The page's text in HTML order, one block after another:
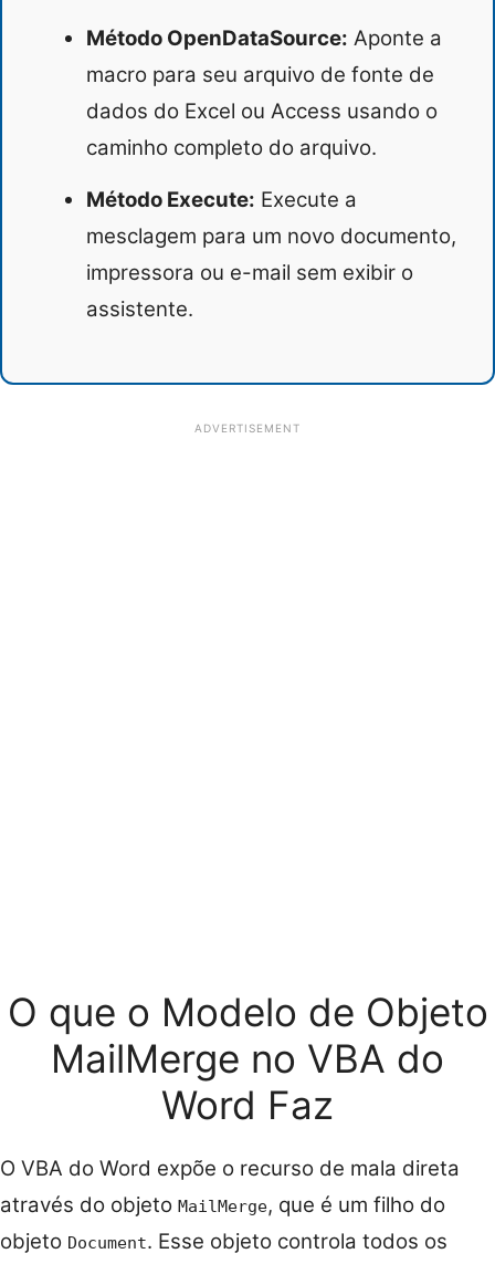
Método OpenDataSource: Aponte a
macro para seu arquivo de fonte de
dados do Excel ou Access usando o
caminho completo do arquivo.
Método Execute: Execute a
mesclagem para um novo documento,
impressora ou e-mail sem exibir o
assistente.
ADVERTISEMENT
O que o Modelo de Objeto
MailMerge no VBA do
Word Faz
O VBA do Word expõe o recurso de mala direta
através do objeto MailMerge, que é um filho do
objeto Document. Esse objeto controla todos os